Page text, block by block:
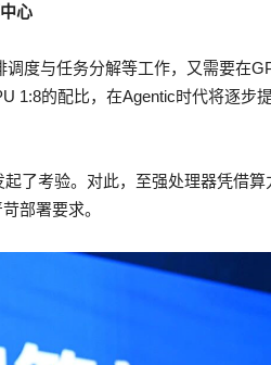
心
度与任务分解等工作，又需要在
1:8的配比，在Agentic时代将逐步
了考验。对此，至强处理器凭借算
部署要求。